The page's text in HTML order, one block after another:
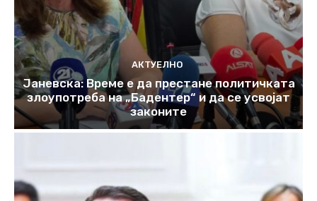
АКТУЕЛНО
Јаневска: Време е да престане политичката
злоупотреба на „Бадентер“ и да се усвојат
законите